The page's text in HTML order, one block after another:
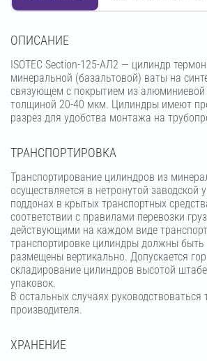
OПИСАНИЕ
ISOTEC Section-125-АЛ2 — цилиндр
минеральной (базальтовой) ваты на
связующем с покрытием из алюминиевой
толщиной 20-40 мкм. Цилиндры имеют
разрез для удобства монтажа на
ТРАНСПОРТИРОВКА
Транспортирование цилиндров из
осуществляется в нетронутой заводской
поддонах в крытых транспортных
соответствии с правилами перевозки
действующими на каждом виде
транспортировке цилиндры должны быть
размещены вертикально. Допускается
складирование цилиндров высотой
упаковок.
В остальных случаях руководствоваться
производителя.
ХРАНЕНИЕ